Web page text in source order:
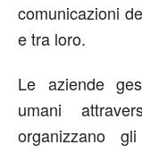
comunicazioni
e tra loro.
Le aziende
umani
organizzano